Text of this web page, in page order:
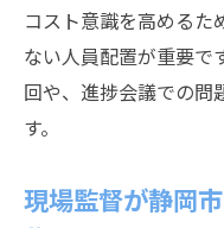
コスト意識を高めるた
ない人員配置が重要で
回や、進捗会議での問
す。
現場監督が静岡